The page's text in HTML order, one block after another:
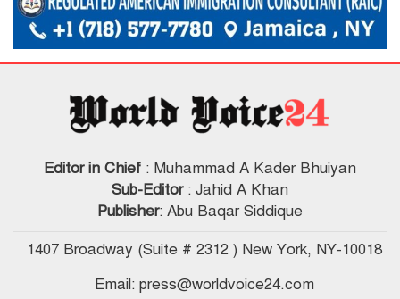
Editor in Chief : Muhammad A Kader Bhuiyan
Sub-Editor: Jahid A Khan
Publisher: Abu Baqar Siddique
1407 Broadway (Suite # 2312 ) New York, NY-10018
Email: press@worldvoice24.com